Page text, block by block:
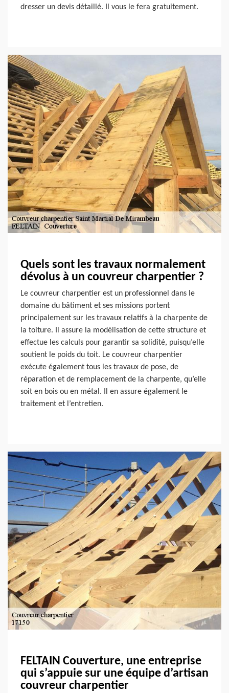
dresser un devis détaillé. Il vous le fera gratuitement.
Quels sont les travaux normalement
dévolus à un couvreur charpentier ?
Le couvreur charpentier est un professionnel dans le
domaine du bâtiment et ses missions portent
principalement sur les travaux relatifs à la charpente de
la toiture. Il assure la modélisation de cette structure et
effectue les calculs pour garantir sa solidité, puisqu’elle
soutient le poids du toit. Le couvreur charpentier
exécute également tous les travaux de pose, de
réparation et de remplacement de la charpente, qu’elle
soit en bois ou en métal. Il en assure également le
traitement et l’entretien.
FELTAIN Couverture, une entreprise
qui s’appuie sur une équipe d’artisan
couvreur charpentier